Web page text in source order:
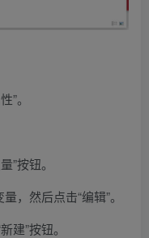
”。
”按钮。
，然后点击“编辑”。
建”按钮。